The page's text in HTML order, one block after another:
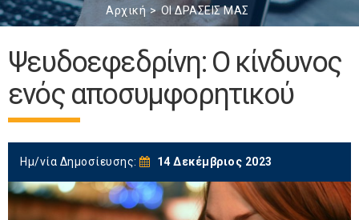
Αρχική ΟΙ ΔΡΑΣΕΙΣ ΜΑΣ
Ψευδοεφεδρίνη: Ο κίνδυνος
ενός αποσυμφορητικού
Ημ/νία Δημοσίευσης: 14 Δεκέμβριος 2023